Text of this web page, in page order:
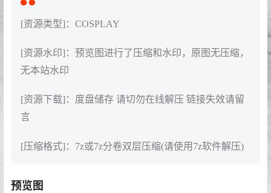
[资源类型]：COSPLAY
[资源水印]：预览图进行了压缩和水印，原图无压缩，
无本站水印
[资源下载]：度盘储存 请切勿在线解压 链接失效请留
言
[压缩格式]：7z或7z分卷双层压缩(请使用7z软件解压)
预览图